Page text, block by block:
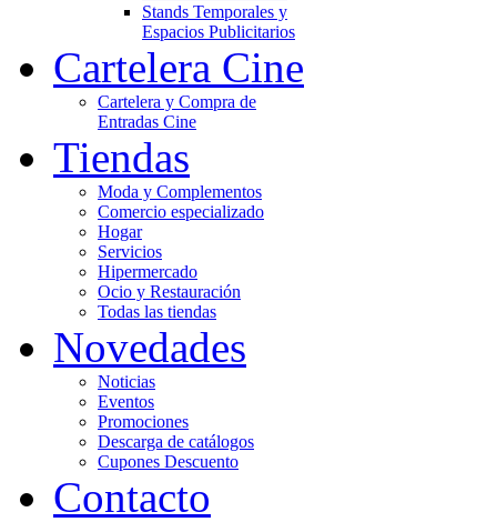
Stands Temporales y
Espacios Publicitarios
Cartelera Cine
Cartelera y Compra de
Entradas Cine
Tiendas
Moda y Complementos
Comercio especializado
Hogar
Servicios
Hipermercado
Ocio y Restauración
Todas las tiendas
Novedades
Noticias
Eventos
Promociones
Descarga de catálogos
Cupones Descuento
Contacto